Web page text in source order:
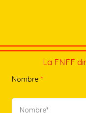
La FNFF
Nombre *